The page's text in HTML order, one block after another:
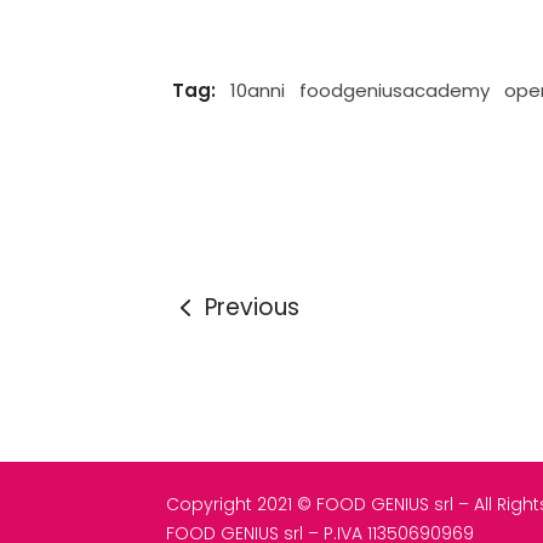
Tag: 10anni foodgeniusacademy
Previous
Copyright 2021 © FOOD GENIUS srl – All
FOOD GENIUS srl – P.IVA 11350690969